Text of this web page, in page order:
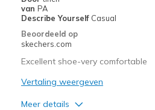
View On Shoes
van PA
Describe Yourself Casual
Beoordeeld op
skechers.com
Excellent shoe-very comfortable
Vertaling weergeven
Meer details